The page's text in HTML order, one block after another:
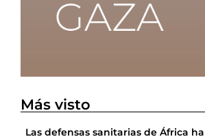
Más visto
Las defensas sanitarias de África